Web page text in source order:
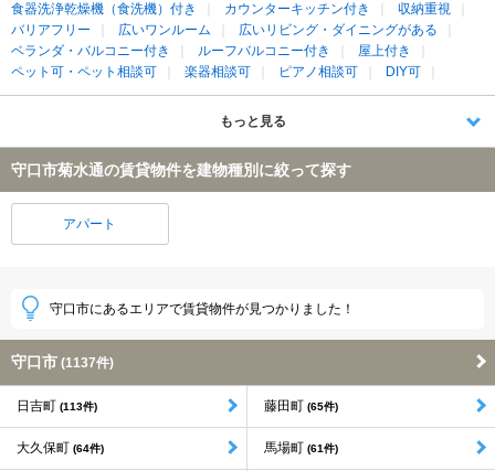
食器洗浄乾燥機（食洗機）付き
カウンターキッチン付き
収納重視
バリアフリー
広いワンルーム
広いリビング・ダイニングがある
ベランダ・バルコニー付き
ルーフバルコニー付き
屋上付き
ペット可・ペット相談可
楽器相談可 ピアノ相談可 DIY可
もっと見る
守口市菊水通の賃貸物件を建物種別に絞って探す
アパート
守口市にあるエリアで賃貸物件が見つかりました！
守口市 (1137件)
日吉町 (113件) 藤田町 (65件)
大久保町 (64件) 馬場町 (61件)